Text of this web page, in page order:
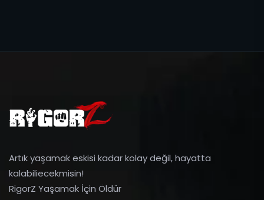
Artık yaşamak eskisi kadar kolay değil, hayatta
kalabiliecekmisin!
RigorZ Yaşamak İçin Öldür